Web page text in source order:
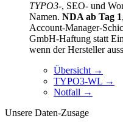
TYPO3-, SEO- und
Namen. NDA ab Tag 1
Account-Manager-
GmbH-Haftung statt
wenn der Hersteller
Übersicht →
TYPO3-WL →
Notfall →
Unsere Daten-Zusage